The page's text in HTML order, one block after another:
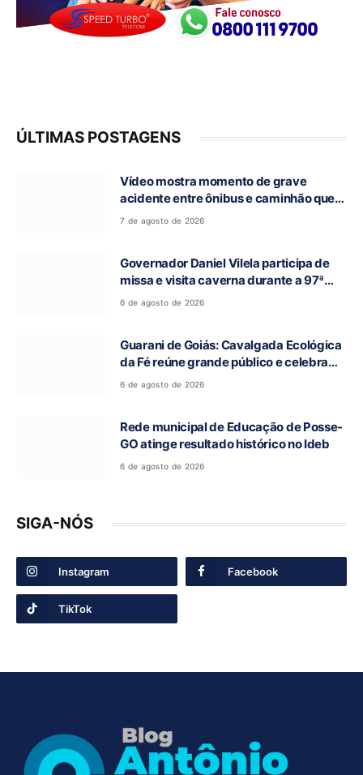
ÚLTIMAS POSTAGENS
Vídeo mostra momento de grave
acidente entre ônibus e caminhão que
deixou cinco mortos na GO-010, em
7 de agosto de 2026
Governador Daniel Vilela participa de
missa e visita caverna durante a 97ª
Romaria do Bom Jesus da Lapa de Terra
6 de agosto de 2026
Guarani de Goiás: Cavalgada Ecológica
da Fé reúne grande público e celebra
tradição religiosa
6 de agosto de 2026
Rede municipal de Educação de Posse-
GO atinge resultado histórico no Ideb
6 de agosto de 2026
SIGA-NÓS
Instagram Facebook
TikTok